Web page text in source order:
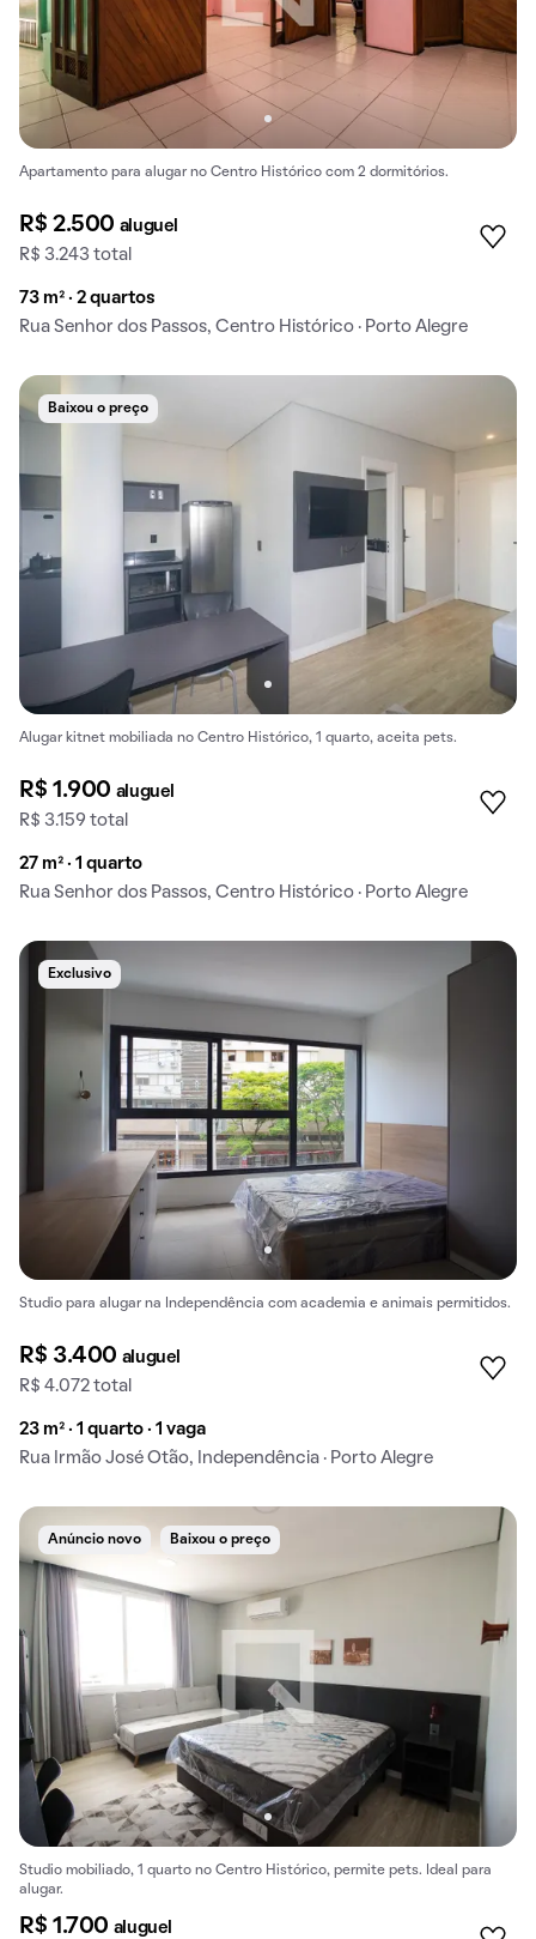
Apartamento para alugar no Centro Histórico com 2 dormitórios.
R$ 2.500 aluguel
R$ 3.243 total
73 m² · 2 quartos
Rua Senhor dos Passos, Centro Histórico · Porto Alegre
Baixou o preço
Alugar kitnet mobiliada no Centro Histórico, 1 quarto, aceita pets.
R$ 1.900 aluguel
R$ 3.159 total
27 m² · 1 quarto
Rua Senhor dos Passos, Centro Histórico · Porto Alegre
Exclusivo
Studio para alugar na Independência com academia e animais permitidos.
R$ 3.400 aluguel
R$ 4.072 total
23 m² · 1 quarto · 1 vaga
Rua Irmão José Otão, Independência · Porto Alegre
Anúncio novo Baixou o preço
Studio mobiliado, 1 quarto no Centro Histórico, permite pets. Ideal para
alugar.
R$ 1.700 aluguel